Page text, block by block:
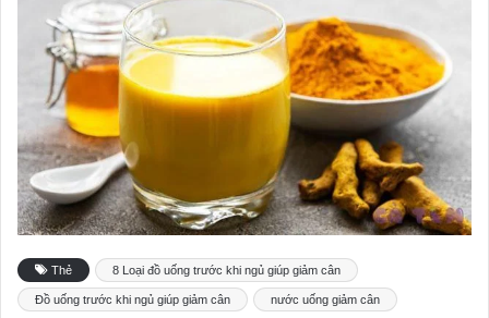
Thẻ 8 Loại đồ uống trước khi ngủ giúp giảm cân
Đồ uống trước khi ngủ giúp giảm cân nước uống giảm cân